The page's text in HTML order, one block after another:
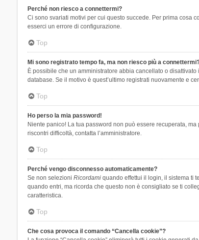
Perché non riesco a connettermi?
Ci sono svariati motivi per cui questo succede. Per prima cosa
esserci un errore di configurazione.
Top
Mi sono registrato tempo fa, ma non riesco più a
È possibile che un amministratore abbia cancellato o
database. Se il motivo è quest’ultimo registrati nuovamente e
Top
Ho perso la mia password!
Niente panico! La tua password non può essere recuperata,
riscontri difficoltà, contatta l’amministratore.
Top
Perché vengo disconnesso automaticamente?
Se non selezioni Ricordamiquando effettui il login, il sistema ti
quando entri, ma ricorda che questo non è consigliato se ti
caratteristica.
Top
Che cosa provoca il comando “Cancella cookie”?